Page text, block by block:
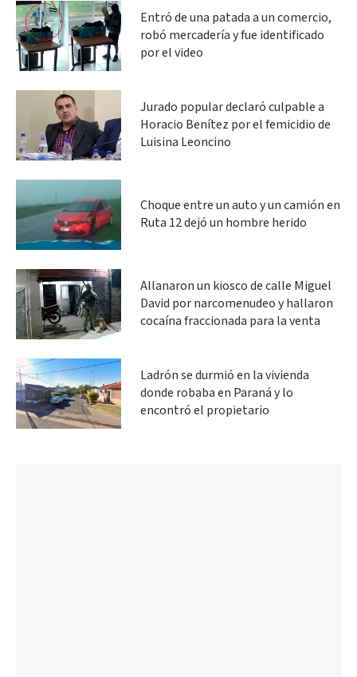
Entró de una patada a un comercio,
robó mercadería y fue identificado
por el video
Jurado popular declaró culpable a
Horacio Benítez por el femicidio de
Luisina Leoncino
Choque entre un auto y un camión en
Ruta 12 dejó un hombre herido
Allanaron un kiosco de calle Miguel
David por narcomenudeo y hallaron
cocaína fraccionada para la venta
Ladrón se durmió en la vivienda
donde robaba en Paraná y lo
encontró el propietario